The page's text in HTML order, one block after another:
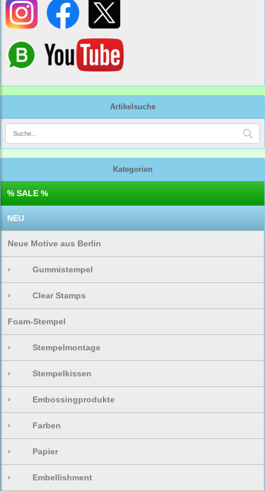
Artikelsuche
Kategorien
% SALE %
NEU
Neue Motive aus Berlin
› Gummistempel
› Clear Stamps
Foam-Stempel
› Stempelmontage
› Stempelkissen
› Embossingprodukte
› Farben
› Papier
› Embellishment